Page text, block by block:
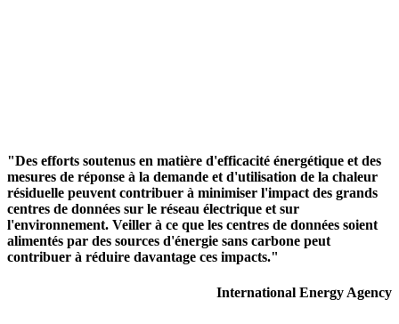
"Des efforts soutenus en matière d'efficacité énergétique et des
mesures de réponse à la demande et d'utilisation de la chaleur
résiduelle peuvent contribuer à minimiser l'impact des grands
centres de données sur le réseau électrique et sur
l'environnement. Veiller à ce que les centres de données soient
alimentés par des sources d'énergie sans carbone peut
contribuer à réduire davantage ces impacts."
International Energy Agency